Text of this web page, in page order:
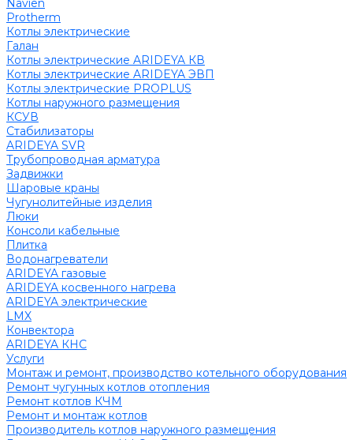
Navien
Protherm
Котлы электрические
Галан
Котлы электрические ARIDEYA КВ
Котлы электрические ARIDEYA ЭВП
Котлы электрические PROPLUS
Котлы наружного размещения
КСУВ
Стабилизаторы
ARIDEYA SVR
Трубопроводная арматура
Задвижки
Шаровые краны
Чугунолитейные изделия
Люки
Консоли кабельные
Плитка
Водонагреватели
ARIDEYA газовые
ARIDEYA косвенного нагрева
ARIDEYA электрические
LMX
Конвектора
ARIDEYA КНС
Услуги
Монтаж и ремонт, производство котельного оборудования
Ремонт чугунных котлов отопления
Ремонт котлов КЧМ
Ремонт и монтаж котлов
Производитель котлов наружного размещения